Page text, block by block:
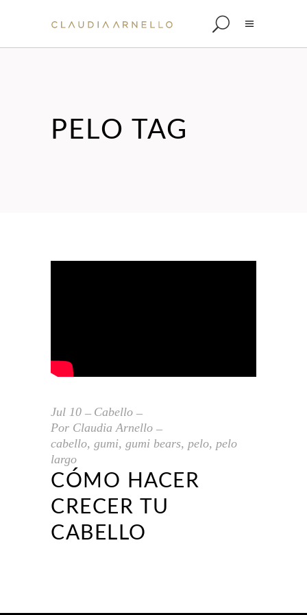
PELO TAG
Jul 10
Cabello
Por Claudia Arnello
cabello, gumi, gumi bears, pelo, pelo
largo
CÓMO HACER
CRECER TU
CABELLO